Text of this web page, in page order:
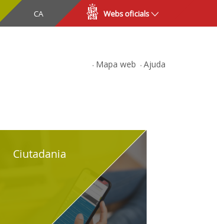
CA
ES Webs oficials
Mapa web Ajuda
Ciutadania